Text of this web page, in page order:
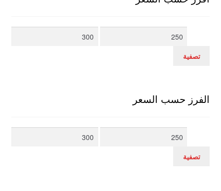
أدنى
أعلى
تصفية
الفرز حسب السعر
أدنى
أعلى
تصفية